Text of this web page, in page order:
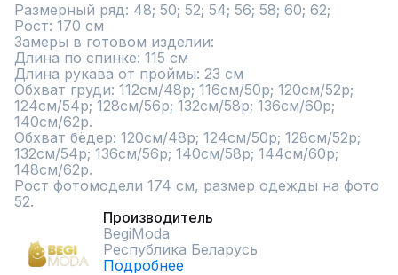
Размерный ряд: 48; 50; 52; 54; 56; 58; 60; 62;
Рост: 170 см
Замеры в готовом изделии:
Длина по спинке: 115 см
Длина рукава от проймы: 23 см
Обхват груди: 112см/48р; 116см/50р; 120см/52р;
124см/54р; 128см/56р; 132см/58р; 136см/60р;
140см/62р.
Обхват бёдер: 120см/48р; 124см/50р; 128см/52р;
132см/54р; 136см/56р; 140см/58р; 144см/60р;
148см/62р.
Рост фотомодели 174 см, размер одежды на фото
52.
Производитель
BegiModa
Республика Беларусь
Подробнее